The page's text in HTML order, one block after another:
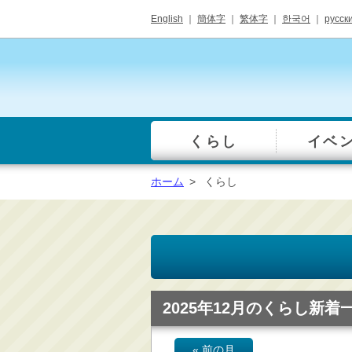
English 簡体字 繁体字 한국어
一覧
くらし イベ
総合窓口
手続き・届出（戸籍・
ット
子育て・学校教育
ごみ・リサイクル・環
境保全
ホーム > くらし
2025年12月のくらし新着